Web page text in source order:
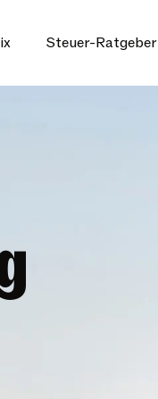
Steuer-Ratgeber